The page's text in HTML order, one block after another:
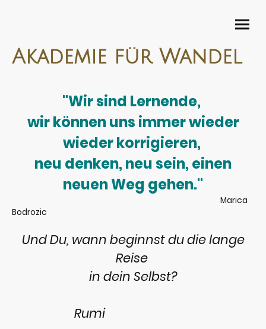
Akademie für Wandel
"Wir sind Lernende,
wir können uns immer wieder
wieder korrigieren,
neu denken, neu sein, einen
neuen Weg gehen."
Marica
Bodrozic
Und Du, wann beginnst du die lange
Reise
in dein Selbst?
Rumi